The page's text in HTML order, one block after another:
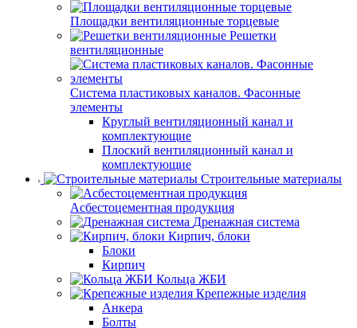
Площадки вентиляционные торцевые
Решетки
вентиляционные
Система пластиковых каналов. Фасонные
элементы
Круглый вентиляционный канал и
комплектующие
Плоский вентиляционный канал и
комплектующие
Строительные материалы
Асбестоцементная продукция
Дренажная система
Кирпич, блоки
Блоки
Кирпич
Кольца ЖБИ
Крепежные изделия
Анкера
Болты